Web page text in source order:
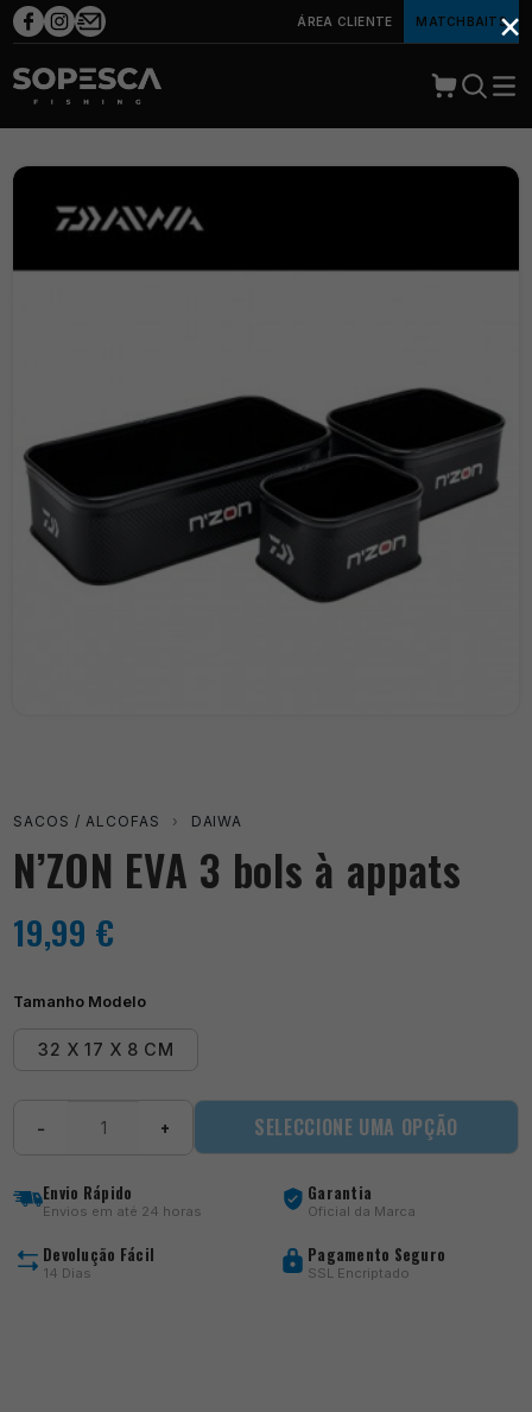
ÁREA CLIENTE MATCHBAITS
SACOS / ALCOFAS › DAIWA
N’ZON EVA 3 bols à appats
19,99 €
Tamanho Modelo
32 X 17 X 8 CM
3
bols
appats
− + SELECCIONE UMA OPÇÃO
Envio Rápido
Envios em até 24 horas
Garantia
Oficial da Marca
Devolução Fácil
14 Dias
Pagamento Seguro
SSL Encriptado
×